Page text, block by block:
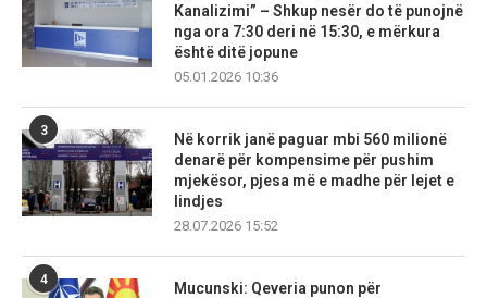
Kanalizimi” – Shkup nesër do të punojnë
nga ora 7:30 deri në 15:30, e mërkura
është ditë jopune
05.01.2026 10:36
3
Në korrik janë paguar mbi 560 milionë
denarë për kompensime për pushim
mjekësor, pjesa më e madhe për lejet e
lindjes
28.07.2026 15:52
4
Mucunski: Qeveria punon për